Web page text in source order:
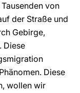
von
der Straße und
Gebirge,
Diese
Diese
wollen wir